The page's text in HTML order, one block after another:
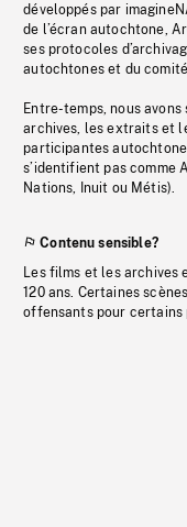
développés par
de l’écran autochtone,
ses protocoles
autochtones et du
Entre-temps, nous
archives, les extraits et
participantes
s’identifient pas comme
Nations, Inuit ou Métis).
Contenu sensible?
Les films et les archives
120 ans. Certaines
offensants pour certains